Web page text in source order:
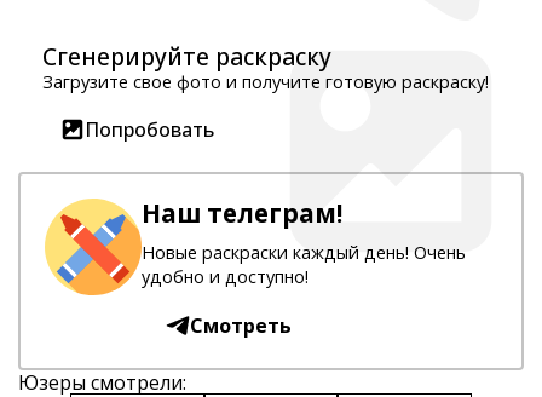
Сгенерируйте раскраску
Загрузите свое фото и получите готовую раскраску!
Попробовать
Наш телеграм!
Новые раскраски каждый день! Очень
удобно и доступно!
Смотреть
Юзеры смотрели: